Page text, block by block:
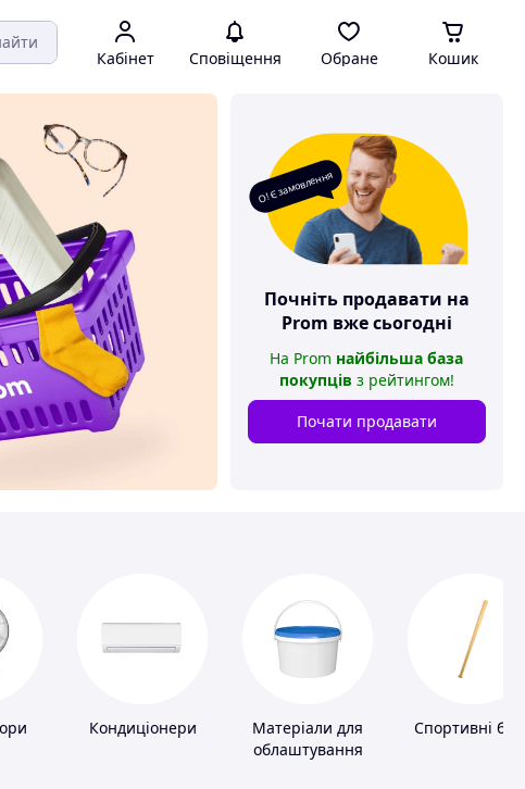
Кабінет Сповіщення Обране Кошик
О! Є замовлення
Почніть продавати на
Prom вже сьогодні
На Prom найбільша база
покупців з рейтингом!
Почати продавати
Кондиціонери
Матеріали для
облаштування
Спортивні